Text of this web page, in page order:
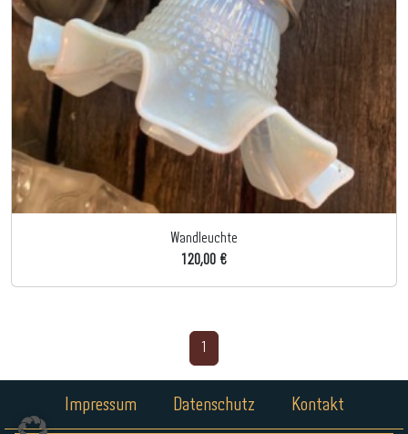
Wandleuchte
120,00 €
Impressum Datenschutz Kontakt